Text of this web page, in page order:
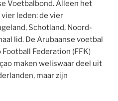
Voetbalbond. Alleen het
leden: de vier
Schotland, Noord-
lid. De Arubaanse voetbal
Football Federation (FFK)
maken weliswaar deel uit
maar zijn